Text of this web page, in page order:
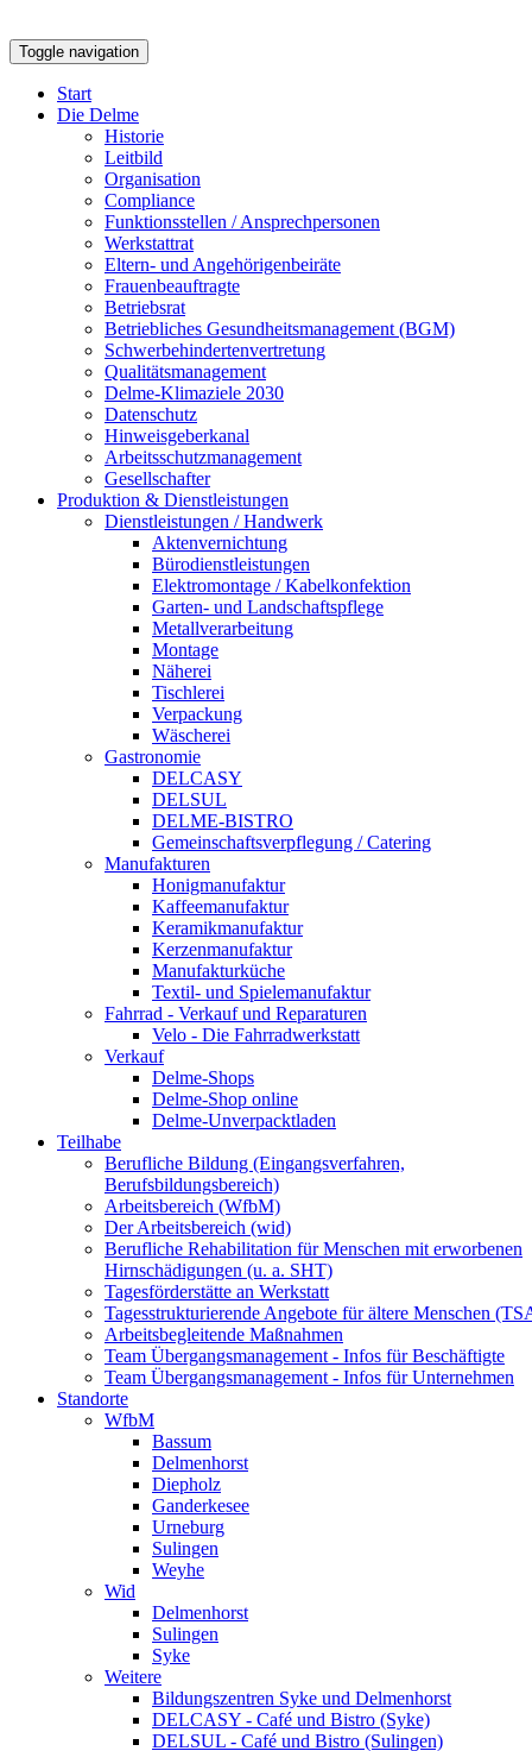
Toggle navigation
Start
Die Delme
Historie
Leitbild
Organisation
Compliance
Funktionsstellen / Ansprechpersonen
Werkstattrat
Eltern- und Angehörigenbeiräte
Frauenbeauftragte
Betriebsrat
Betriebliches Gesundheitsmanagement (BGM)
Schwerbehindertenvertretung
Qualitätsmanagement
Delme-Klimaziele 2030
Datenschutz
Hinweisgeberkanal
Arbeitsschutzmanagement
Gesellschafter
Produktion & Dienstleistungen
Dienstleistungen / Handwerk
Aktenvernichtung
Bürodienstleistungen
Elektromontage / Kabelkonfektion
Garten- und Landschaftspflege
Metallverarbeitung
Montage
Näherei
Tischlerei
Verpackung
Wäscherei
Gastronomie
DELCASY
DELSUL
DELME-BISTRO
Gemeinschaftsverpflegung / Catering
Manufakturen
Honigmanufaktur
Kaffeemanufaktur
Keramikmanufaktur
Kerzenmanufaktur
Manufakturküche
Textil- und Spielemanufaktur
Fahrrad - Verkauf und Reparaturen
Velo - Die Fahrradwerkstatt
Verkauf
Delme-Shops
Delme-Shop online
Delme-Unverpacktladen
Teilhabe
Berufliche Bildung (Eingangsverfahren,
Berufsbildungsbereich)
Arbeitsbereich (WfbM)
Der Arbeitsbereich (wid)
Berufliche Rehabilitation für Menschen mit erworbenen
Hirnschädigungen (u. a. SHT)
Tagesförderstätte an Werkstatt
Tagesstrukturierende Angebote für ältere Menschen
Arbeitsbegleitende Maßnahmen
Team Übergangsmanagement - Infos für Beschäftigte
Team Übergangsmanagement - Infos für Unternehmen
Standorte
WfbM
Bassum
Delmenhorst
Diepholz
Ganderkesee
Urneburg
Sulingen
Weyhe
Wid
Delmenhorst
Sulingen
Syke
Weitere
Bildungszentren Syke und Delmenhorst
DELCASY - Café und Bistro (Syke)
DELSUL - Café und Bistro (Sulingen)